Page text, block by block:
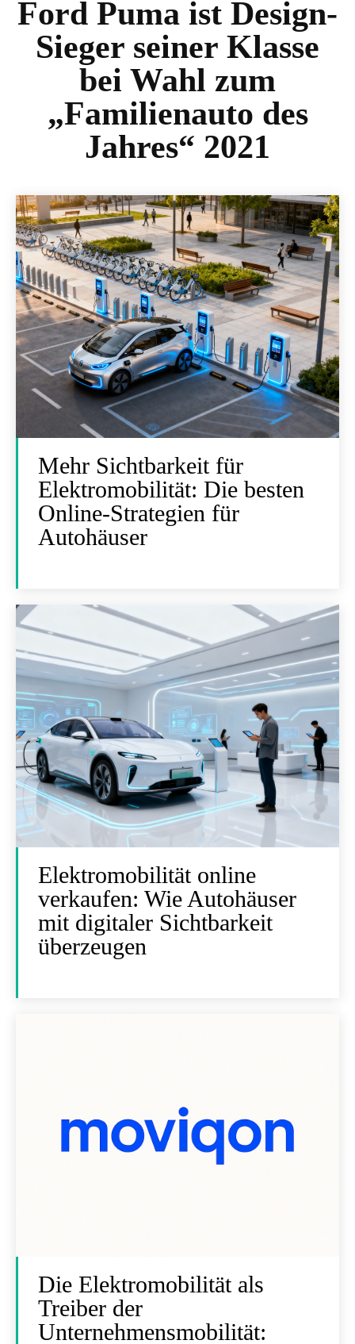
Ford Puma ist Design-
Sieger seiner Klasse
bei Wahl zum
„Familienauto des
Jahres“ 2021
Mehr Sichtbarkeit für
Elektromobilität: Die besten
Online-Strategien für
Autohäuser
Elektromobilität online
verkaufen: Wie Autohäuser
mit digitaler Sichtbarkeit
überzeugen
Die Elektromobilität als
Treiber der
Unternehmensmobilität: